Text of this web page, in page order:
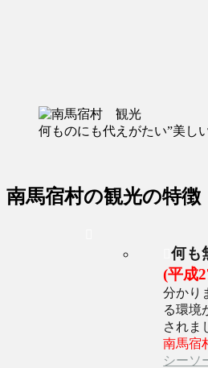
何ものにも代えがたい”美し
南馬宿村の観光の特徴
何も
(平成
分かり
る環境
されま
南馬宿
シーソ